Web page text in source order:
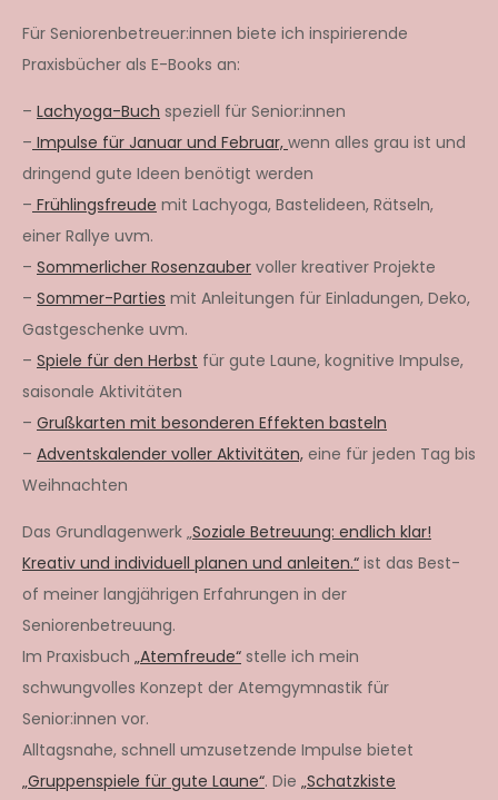
Für Seniorenbetreuer:innen biete ich inspirierende
Praxisbücher als E-Books an:
– Lachyoga-Buch speziell für Senior:innen
– Impulse für Januar und Februar, wenn alles grau ist und
dringend gute Ideen benötigt werden
– Frühlingsfreude mit Lachyoga, Bastelideen, Rätseln,
einer Rallye uvm.
– Sommerlicher Rosenzauber voller kreativer Projekte
– Sommer-Parties mit Anleitungen für Einladungen, Deko,
Gastgeschenke uvm.
– Spiele für den Herbst für gute Laune, kognitive Impulse,
saisonale Aktivitäten
– Grußkarten mit besonderen Effekten basteln
– Adventskalender voller Aktivitäten, eine für jeden Tag bis
Weihnachten
Das Grundlagenwerk „Soziale Betreuung: endlich klar!
Kreativ und individuell planen und anleiten.“ ist das Best-
of meiner langjährigen Erfahrungen in der
Seniorenbetreuung.
Im Praxisbuch „Atemfreude“ stelle ich mein
schwungvolles Konzept der Atemgymnastik für
Senior:innen vor.
Alltagsnahe, schnell umzusetzende Impulse bietet
„Gruppenspiele für gute Laune“. Die „Schatzkiste